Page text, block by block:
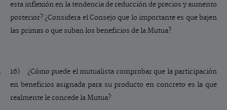
esta inflexión en la tendencia de reducción de precios y aumento
posterior? ¿Considera el Consejo que lo importante es que bajen
las primas o que suban los beneficios de la Mutua?
16)
¿Cómo puede el mutualista comprobar que la participación
en beneficios asignada para su producto en concreto es la que
realmente le concede la Mutua?